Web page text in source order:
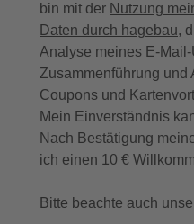
bin mit der Nutzung
Daten durch hagebau,
Analyse meines E-
Zusammenführung und
Coupons und
Mein Einverständnis
Nach Bestätigung
ich einen 10 €
Bitte beachte auch